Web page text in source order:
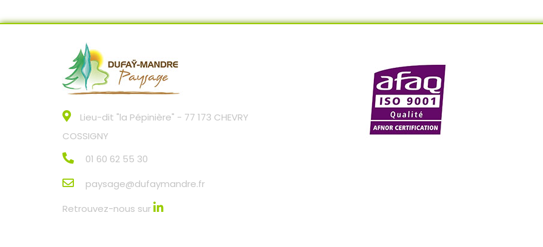
Lieu-dit "la Pépinière" - 77 173 CHEVRY
COSSIGNY
01 60 62 55 30
paysage@dufaymandre.fr
Retrouvez-nous sur